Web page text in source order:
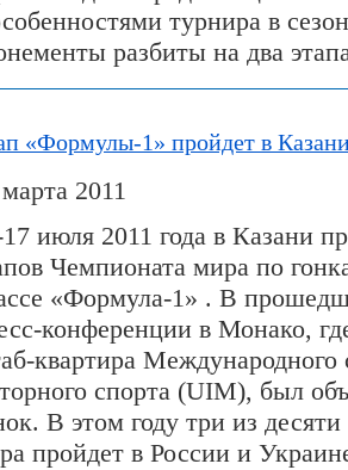
турнира в
разбиты на два
«Формулы-1» пройдет в
2011
июля 2011 года в Казани
Чемпионата мира по
«Формула-1» . В
конференции в Монако,
квартира Международного
спорта (UIM), был
В этом году три из
пройдет в России и